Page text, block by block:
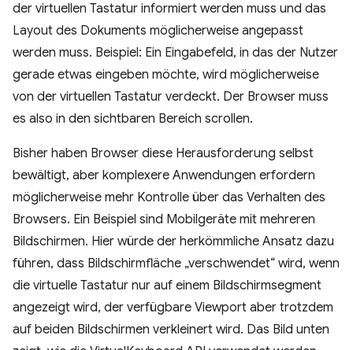
der virtuellen Tastatur informiert werden muss und das
Layout des Dokuments möglicherweise angepasst
werden muss. Beispiel: Ein Eingabefeld, in das der Nutzer
gerade etwas eingeben möchte, wird möglicherweise
von der virtuellen Tastatur verdeckt. Der Browser muss
es also in den sichtbaren Bereich scrollen.
Bisher haben Browser diese Herausforderung selbst
bewältigt, aber komplexere Anwendungen erfordern
möglicherweise mehr Kontrolle über das Verhalten des
Browsers. Ein Beispiel sind Mobilgeräte mit mehreren
Bildschirmen. Hier würde der herkömmliche Ansatz dazu
führen, dass Bildschirmfläche „verschwendet“ wird, wenn
die virtuelle Tastatur nur auf einem Bildschirmsegment
angezeigt wird, der verfügbare Viewport aber trotzdem
auf beiden Bildschirmen verkleinert wird. Das Bild unten